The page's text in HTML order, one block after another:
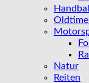
Handball
Natur
Reiten